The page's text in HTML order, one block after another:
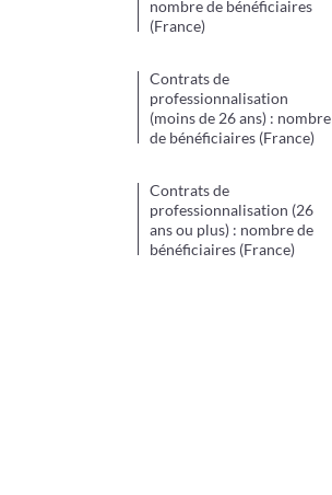
nombre de bénéficiaires
(France)
Contrats de
professionnalisation
(moins de 26 ans) : nombre
de bénéficiaires (France)
Contrats de
professionnalisation (26
ans ou plus) : nombre de
bénéficiaires (France)